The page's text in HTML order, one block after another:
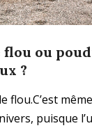
flou ou
?
flou.C’est
puisque